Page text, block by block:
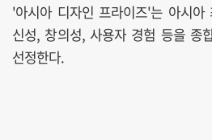
'아시아 디자인 프라이즈'는 아시아
신성, 창의성, 사용자 경험 등을 종
선정한다.